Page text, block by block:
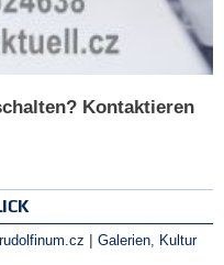
Kontaktieren
| Galerien, Kultur